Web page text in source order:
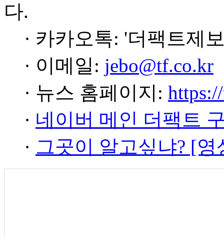
다.
· 카카오톡: '더팩트제
· 이메일: jebo@tf.co.kr
· 뉴스 홈페이지:
· 네이버 메인 더팩트
· 그곳이 알고싶냐? [